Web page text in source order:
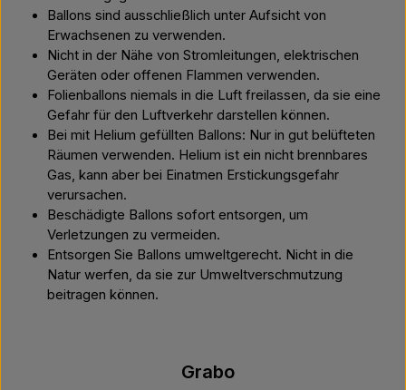
Ballons sind ausschließlich unter Aufsicht von
Erwachsenen zu verwenden.
Nicht in der Nähe von Stromleitungen, elektrischen
Geräten oder offenen Flammen verwenden.
Folienballons niemals in die Luft freilassen, da sie eine
Gefahr für den Luftverkehr darstellen können.
Bei mit Helium gefüllten Ballons: Nur in gut belüfteten
Räumen verwenden. Helium ist ein nicht brennbares
Gas, kann aber bei Einatmen Erstickungsgefahr
verursachen.
Beschädigte Ballons sofort entsorgen, um
Verletzungen zu vermeiden.
Entsorgen Sie Ballons umweltgerecht. Nicht in die
Natur werfen, da sie zur Umweltverschmutzung
beitragen können.
Grabo